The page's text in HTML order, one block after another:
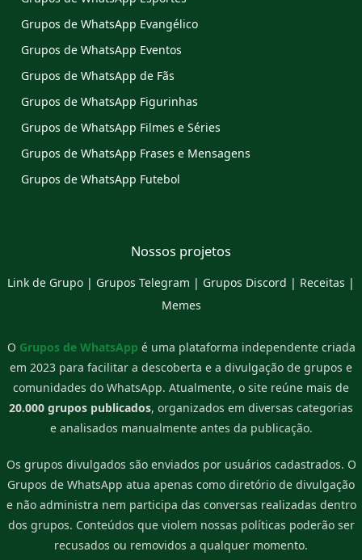
Grupos de WhatsApp Evangélico
Grupos de WhatsApp Eventos
Grupos de WhatsApp de Fãs
Grupos de WhatsApp Figurinhas
Grupos de WhatsApp Filmes e Séries
Grupos de WhatsApp Frases e Mensagens
Grupos de WhatsApp Futebol
Nossos projetos
Link de Grupo | Grupos Telegram | Grupos Discord | Receitas |
Memes
O Grupos de WhatsApp é uma plataforma independente criada
em 2023 para facilitar a descoberta e a divulgação de grupos e
comunidades do WhatsApp. Atualmente, o site reúne mais de
20.000 grupos publicados, organizados em diversas categorias
e analisados manualmente antes da publicação.
Os grupos divulgados são enviados por usuários cadastrados. O
Grupos de WhatsApp atua apenas como diretório de divulgação
e não administra nem participa das conversas realizadas dentro
dos grupos. Conteúdos que violem nossas políticas poderão ser
recusados ou removidos a qualquer momento.